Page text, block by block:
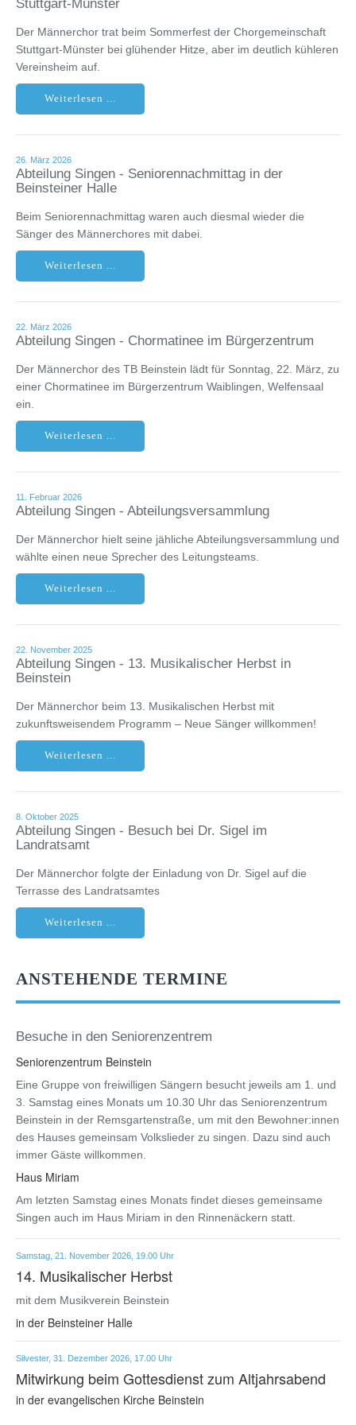
Stuttgart-Münster
Der Männerchor trat beim Sommerfest der Chorgemeinschaft
Stuttgart-Münster bei glühender Hitze, aber im deutlich kühleren
Vereinsheim auf.
Weiterlesen ...
26. März 2026
Abteilung Singen - Seniorennachmittag in der
Beinsteiner Halle
Beim Seniorennachmittag waren auch diesmal wieder die
Sänger des Männerchores mit dabei.
Weiterlesen ...
22. März 2026
Abteilung Singen - Chormatinee im Bürgerzentrum
Der Männerchor des TB Beinstein lädt für Sonntag, 22. März, zu
einer Chormatinee im Bürgerzentrum Waiblingen, Welfensaal
ein.
Weiterlesen ...
11. Februar 2026
Abteilung Singen - Abteilungsversammlung
Der Männerchor hielt seine jähliche Abteilungsversammlung und
wählte einen neue Sprecher des Leitungsteams.
Weiterlesen ...
22. November 2025
Abteilung Singen - 13. Musikalischer Herbst in
Beinstein
Der Männerchor beim 13. Musikalischen Herbst mit
zukunftsweisendem Programm – Neue Sänger willkommen!
Weiterlesen ...
8. Oktober 2025
Abteilung Singen - Besuch bei Dr. Sigel im
Landratsamt
Der Männerchor folgte der Einladung von Dr. Sigel auf die
Terrasse des Landratsamtes
Weiterlesen ...
ANSTEHENDE TERMINE
Besuche in den Seniorenzentrem
Seniorenzentrum Beinstein
Eine Gruppe von freiwilligen Sängern besucht jeweils am 1. und
3. Samstag eines Monats um 10.30 Uhr das Seniorenzentrum
Beinstein in der Remsgartenstraße, um mit den Bewohner:innen
des Hauses gemeinsam Volkslieder zu singen. Dazu sind auch
immer Gäste willkommen.
Haus Miriam
Am letzten Samstag eines Monats findet dieses gemeinsame
Singen auch im Haus Miriam in den Rinnenäckern statt.
Samstag, 21. November 2026, 19.00 Uhr
14. Musikalischer Herbst
mit dem Musikverein Beinstein
in der Beinsteiner Halle
Silvester, 31. Dezember 2026, 17.00 Uhr
Mitwirkung beim Gottesdienst zum Altjahrsabend
in der evangelischen Kirche Beinstein